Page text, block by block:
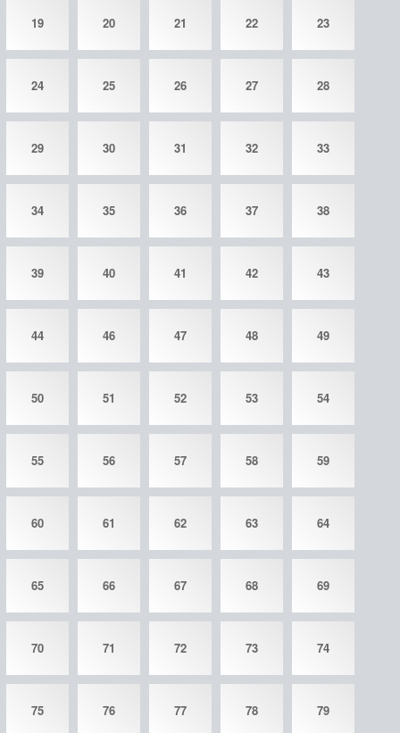
19 20 21 22 23
24 25 26 27 28
29 30 31 32 33
34 35 36 37 38
39 40 41 42 43
44 46 47 48 49
50 51 52 53 54
55 56 57 58 59
60 61 62 63 64
65 66 67 68 69
70 71 72 73 74
75 76 77 78 79